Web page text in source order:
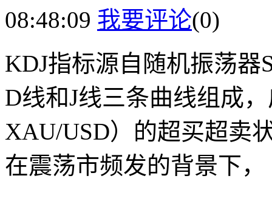
08:48:09 我要评论(0)
KDJ指标源自随机振荡器
D线和J线三条曲线组成
XAU/USD）的超买超卖
在震荡市频发的背景下，